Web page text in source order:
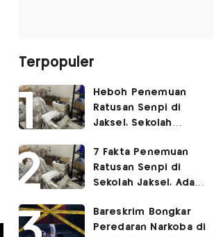
Terpopuler
Heboh Penemuan
Ratusan Senpi di
Jaksel, Sekolah
Kegiatan Eskul
Menembak
7 Fakta Penemuan
Ratusan Senpi di
Sekolah Jaksel, Ada
Ruang Bunker
Bareskrim Bongkar
Peredaran Narkoba di